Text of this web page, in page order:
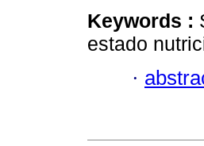
Keywords :
estado
·